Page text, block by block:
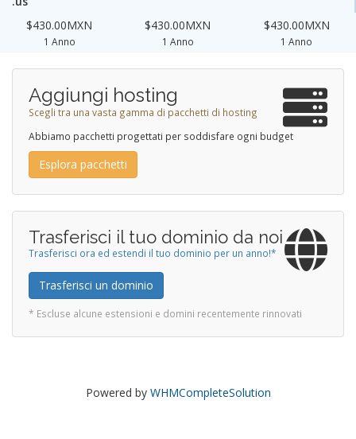
$430.00MXN
1 Anno
$430.00MXN
1 Anno
$430.00MXN
1 Anno
Aggiungi hosting
Scegli tra una vasta gamma di pacchetti di hosting
Abbiamo pacchetti progettati per soddisfare ogni budget
Esplora pacchetti
Trasferisci il tuo dominio da noi
Trasferisci ora ed estendi il tuo dominio per un anno!*
Trasferisci un dominio
* Escluse alcune estensioni e domini recentemente rinnovati
Powered by WHMCompleteSolution